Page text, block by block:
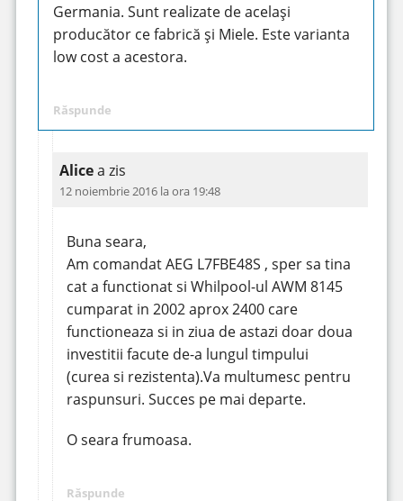
Germania. Sunt realizate de același
producător ce fabrică și Miele. Este varianta
low cost a acestora.
Răspunde
Alicea zis
12 noiembrie 2016 la ora 19:48
Buna seara,
Am comandat AEG L7FBE48S , sper sa tina
cat a functionat si Whilpool-ul AWM 8145
cumparat in 2002 aprox 2400 care
functioneaza si in ziua de astazi doar doua
investitii facute de-a lungul timpului
(curea si rezistenta).Va multumesc pentru
raspunsuri. Succes pe mai departe.
O seara frumoasa.
Răspunde